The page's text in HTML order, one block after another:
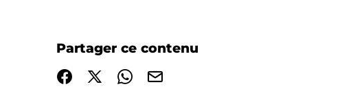
Partager ce contenu
Partager sur Facebook (nouvelle fenêtre)
Partager sur X / Twitter (nouvelle fenêtre)
Partager sur WhatsApp
Partager par mail